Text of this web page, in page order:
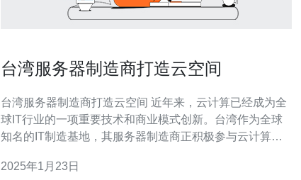
台湾服务器制造商打造云空间
台湾服务器制造商打造云空间 近年来，云计算已经成为全
球IT行业的一项重要技术和商业模式创新。台湾作为全球
知名的IT制造基地，其服务器制造商正积极参与云计算市
间，推动云计算的发展。 台湾拥有成熟的IT制造产业链，
2025年1月23日